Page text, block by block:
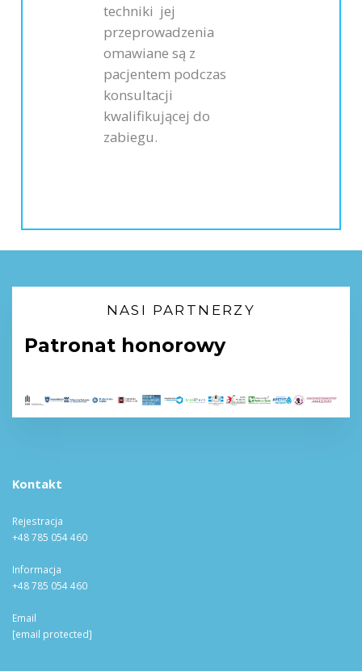
techniki jej
przeprowadzenia
omawiane są z
pacjentem podczas
konsultacji
kwalifikującej do
zabiegu.
NASI PARTNERZY
Patronat honorowy
Kontakt
Rejestracja
+48 785 054 460
Informacja
+48 785 054 460
Email
[email protected]